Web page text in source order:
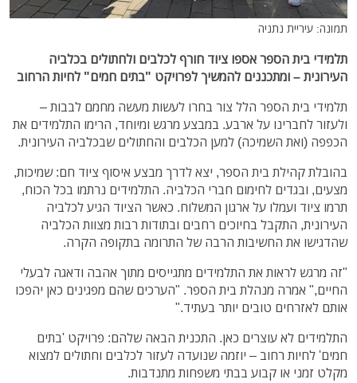
תמונה: עיריית נתניה
תלמידי בית הספר אספו ציוד חורף לכלבים ולחתולים בכלביה
העירונית – ומתכננים להמשיך לפרויקט "בתים חמים" לחיות הרחוב
תלמידי בית הספר הלל צור בחרו לעשות מעשה מחמם לבבות –
ולעזור לחברינו על ארבע. במבצע מרגש ומיוחד, הרימו התלמידים את
הכפפה (ואת השמיכה) למען הכלבים והחתולים שבכלביה העירונית.
בהובלת קהילת בית הספר, יצא לדרך מבצע איסוף ציוד חם: שמיכות,
מצעים, ובגדים לחימום חברי הכלביה. התלמידים נרתמו בכל הכוח,
תרמו ציוד ועמלו על ארגון המשלוח. כאשר הציוד הגיע לכלביה
העירונית, התקבל בחיוכים רחבים ובתודות רבות מצוות הכלביה
שהדגישו את החשיבות הרבה של התרומה בתקופה הקרה.
"זה מרגש לראות את התלמידים מתגייסים מתוך אהבה ודאגה לבעלי
החיים," אמרה מנהלת בית הספר. "הערכים שהם מפגינים כאן יהפכו
אותם לאזרחים טובים יותר בעתיד."
התלמידים לא עוצרים כאן. התכנית הבאה שלהם: פרויקט 'בתים
חמים' לחיות רחוב – יוזמה שנועדה לעזור לכלבים וחתולים למצוא
מקלט זמני או קבוע בבתי משפחות מתנדבות.